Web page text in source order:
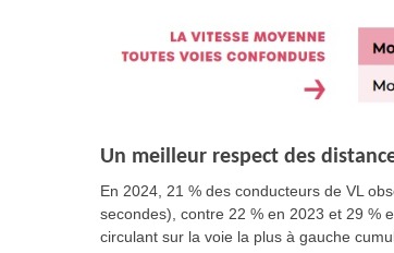
Un meilleur respect des
En 2024, 21 % des conducteurs de VL
secondes), contre 22 % en 2023 et 29 %
circulant sur la voie la plus à gauche